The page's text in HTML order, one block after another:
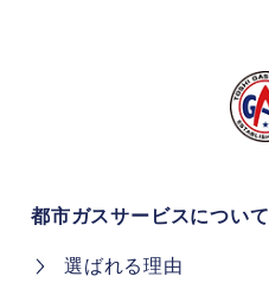
都市ガスサービスについて
選ばれる理由